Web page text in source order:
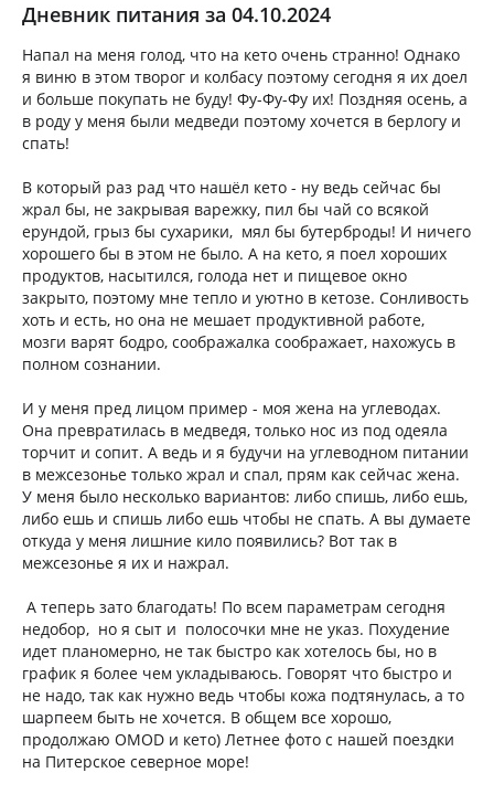
Дневник питания за 04.10.2024
Напал на меня голод, что на кето очень странно! Однако
я виню в этом творог и колбасу поэтому сегодня я их доел
и больше покупать не буду! Фу-Фу-Фу их! Поздняя осень, а
в роду у меня были медведи поэтому хочется в берлогу и
спать!
В который раз рад что нашёл кето - ну ведь сейчас бы
жрал бы, не закрывая варежку, пил бы чай со всякой
ерундой, грыз бы сухарики, мял бы бутерброды! И ничего
хорошего бы в этом не было. А на кето, я поел хороших
продуктов, насытился, голода нет и пищевое окно
закрыто, поэтому мне тепло и уютно в кетозе. Сонливость
хоть и есть, но она не мешает продуктивной работе,
мозги варят бодро, соображалка соображает, нахожусь в
полном сознании.
И у меня пред лицом пример - моя жена на углеводах.
Она превратилась в медведя, только нос из под одеяла
торчит и сопит. А ведь и я будучи на углеводном питании
в межсезонье только жрал и спал, прям как сейчас жена.
У меня было несколько вариантов: либо спишь, либо ешь,
либо ешь и спишь либо ешь чтобы не спать. А вы думаете
откуда у меня лишние кило появились? Вот так в
межсезонье я их и нажрал.
А теперь зато благодать! По всем параметрам сегодня
недобор, но я сыт и полосочки мне не указ. Похудение
идет планомерно, не так быстро как хотелось бы, но в
график я более чем укладываюсь. Говорят что быстро и
не надо, так как нужно ведь чтобы кожа подтянулась, а то
шарпеем быть не хочется. В общем все хорошо,
продолжаю OMOD и кето) Летнее фото с нашей поездки
на Питерское северное море!